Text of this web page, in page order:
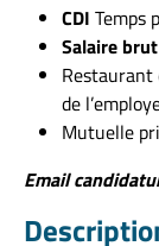
CDI Temps
Salaire
Restaurant
de
Mutuelle
Email